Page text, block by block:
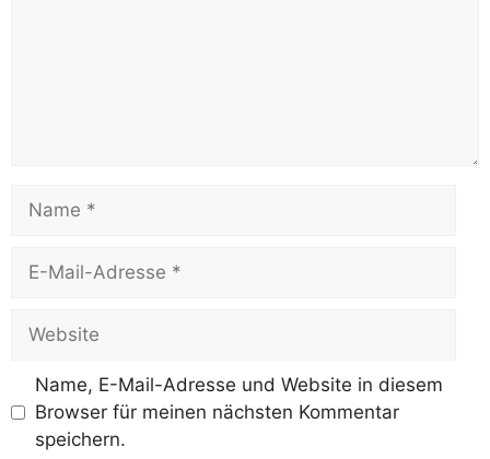
Name
Website
Name, E-Mail-Adresse und Website in diesem
Browser für meinen nächsten Kommentar
speichern.